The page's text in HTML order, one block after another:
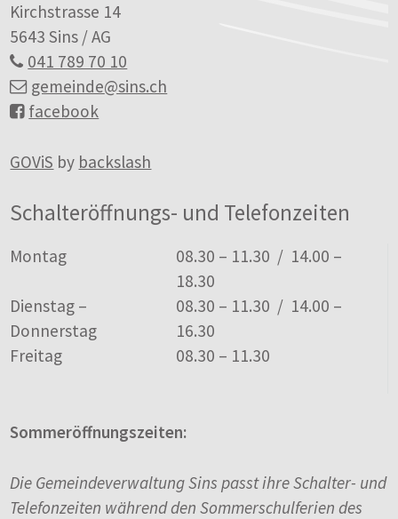
Kirchstrasse 14
5643 Sins / AG
041 789 70 10
gemeinde@sins.ch
facebook
GOViS by backslash
Schalteröffnungs- und Telefonzeiten
TagÖffnungszeiten
Montag
08.30 – 11.30 / 14.00 –
18.30
Dienstag –
Donnerstag
08.30 – 11.30 / 14.00 –
16.30
Freitag
08.30 – 11.30
Sommeröffnungszeiten:
Die Gemeindeverwaltung Sins passt ihre Schalter- und
Telefonzeiten während den Sommerschulferien des